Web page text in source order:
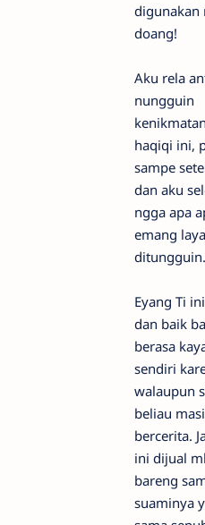
digunakan
doang!
Aku rela
nungguin
haqiqi ini,
sampe
dan aku
ngga apa
emang
ditungguin.
Eyang Ti
dan baik
berasa
sendiri
walaupun
beliau
bercerita.
ini dijual
bareng
suaminya